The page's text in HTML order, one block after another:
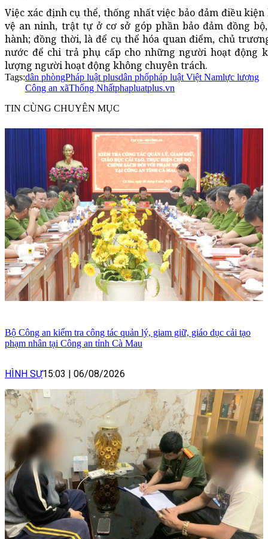
Việc xác định cụ thể, thống nhất việc bảo đảm điều
vệ an ninh, trật tự ở cơ sở góp phần bảo đảm đồng
hành; đồng thời, là để cụ thể hóa quan điểm, chủ
nước để chi trả phụ cấp cho những người hoạt động
lượng người hoạt động không chuyên trách.
Tags:dân phòngPháp luật plusdân phốpháp luật Việt Namlực lượng
Công an xãThống Nhấtphapluatplus.vn
TIN CÙNG CHUYÊN MỤC
Bộ Công an kiểm tra công tác quản lý, giam giữ, giáo dục cải tạo
phạm nhân tại Công an tỉnh Cà Mau
HÌNH SỰ15:03 | 06/08/2026